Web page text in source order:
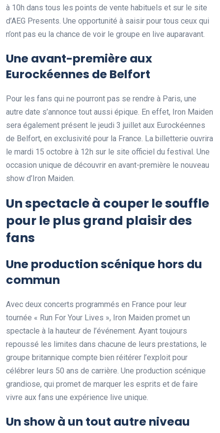
à 10h dans tous les points de vente habituels et sur le site
d’AEG Presents. Une opportunité à saisir pour tous ceux qui
n’ont pas eu la chance de voir le groupe en live auparavant.
Une avant-première aux
Eurockéennes de Belfort
Pour les fans qui ne pourront pas se rendre à Paris, une
autre date s’annonce tout aussi épique. En effet, Iron Maiden
sera également présent le jeudi 3 juillet aux Eurockéennes
de Belfort, en exclusivité pour la France. La billetterie ouvrira
le mardi 15 octobre à 12h sur le site officiel du festival. Une
occasion unique de découvrir en avant-première le nouveau
show d’Iron Maiden.
Un spectacle à couper le souffle
pour le plus grand plaisir des
fans
Une production scénique hors du
commun
Avec deux concerts programmés en France pour leur
tournée « Run For Your Lives », Iron Maiden promet un
spectacle à la hauteur de l’événement. Ayant toujours
repoussé les limites dans chacune de leurs prestations, le
groupe britannique compte bien réitérer l’exploit pour
célébrer leurs 50 ans de carrière. Une production scénique
grandiose, qui promet de marquer les esprits et de faire
vivre aux fans une expérience live unique.
Un show à un tout autre niveau